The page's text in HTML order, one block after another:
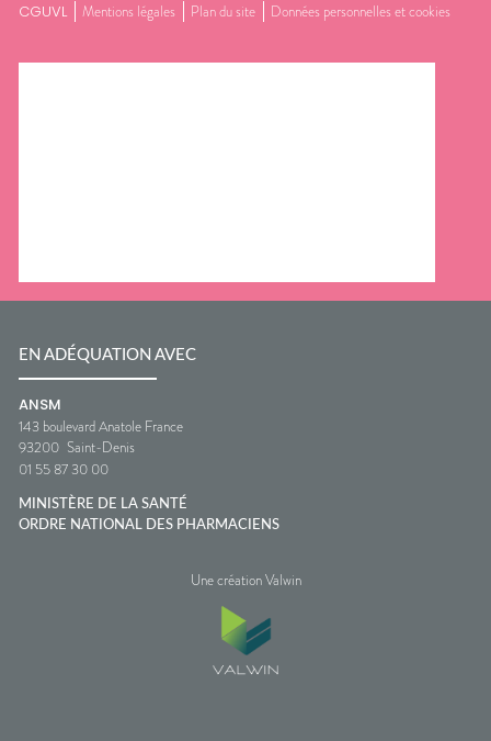
CGUVL Mentions légales Plan du site Données personnelles et cookies
EN ADÉQUATION AVEC
ANSM
143 boulevard Anatole France
93200 Saint-Denis
01 55 87 30 00
MINISTÈRE DE LA SANTÉ
ORDRE NATIONAL DES PHARMACIENS
Une création Valwin